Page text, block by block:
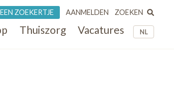
NL
Thuiszorg Vacatures
ZOEKERTJE AANMELDEN ZOEKEN